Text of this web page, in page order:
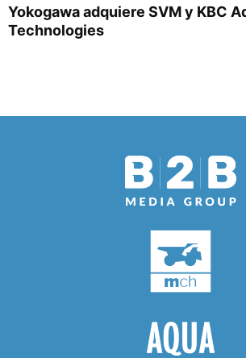
Yokogawa adquiere SVM y KBC
Technologies